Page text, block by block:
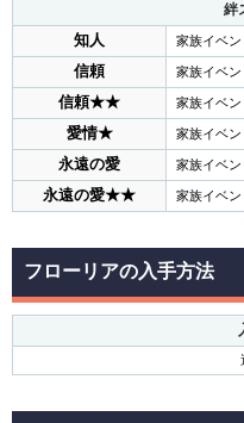
絆
知人
家族イベ
信頼 家族イベ
信頼★★ 家族イベ
愛情★ 家族イベ
永遠の愛 家族イベ
永遠の愛★★ 家族イベ
フローリアの入手方法